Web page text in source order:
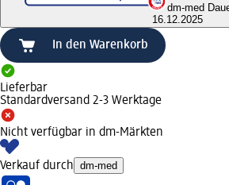
dm-med
16.12.2025
In den Warenkorb
Lieferbar
Standardversand 2-3 Werktage
Nicht verfügbar in dm-Märkten
Verkauf durch dm-med